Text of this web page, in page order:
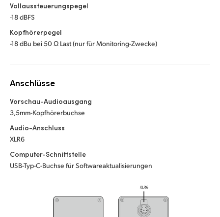
Vollaussteuerungspegel
-18 dBFS
Kopfhörerpegel
-18 dBu bei 50 Ω Last (nur fürMonitoring-Zwecke)
Anschlüsse
Vorschau-Audioausgang
3,5mm-Kopfhörerbuchse
Audio-Anschluss
XLR6
Computer-Schnittstelle
USB-Typ-C-Buchse für Softwareaktualisierungen